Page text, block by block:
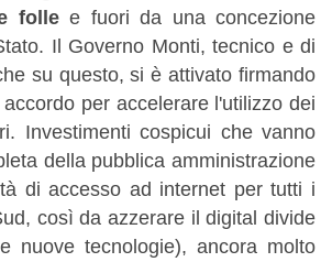
follee fuori da una concezione
Il Governo Monti, tecnico e di
su questo, si è attivato firmando
per accelerare l'utilizzo dei
Investimenti cospicui che vanno
della pubblica amministrazione
di accesso ad internet per tutti i
così da azzerare il digital divide
nuove tecnologie), ancora molto